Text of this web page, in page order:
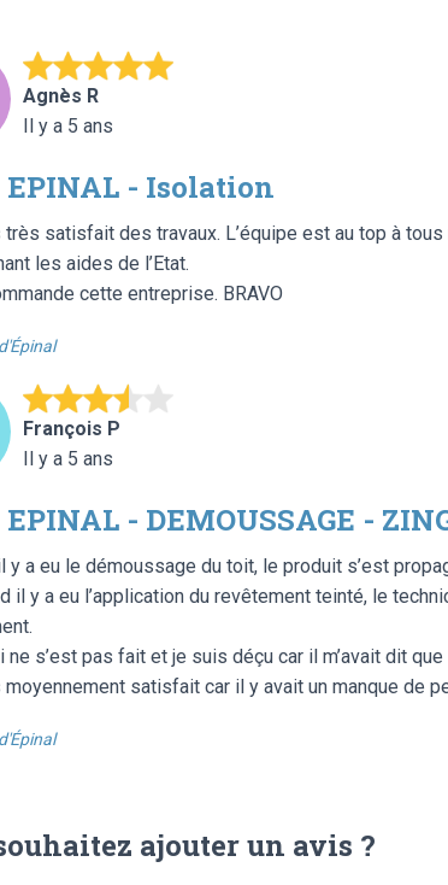
Agnès R
Il y a 5 ans
EPINAL - Isolation
satisfait des travaux. L’équipe est au top à
les aides de l’Etat.
cette entreprise. BRAVO
François P
Il y a 5 ans
EPINAL - DEMOUSSAGE -
y a eu le démoussage du toit, le produit s’est
il y a eu l’application du revêtement teinté, le
ne s’est pas fait et je suis déçu car il m’avait dit
satisfait car il y avait un manque de
ajouter un avis ?